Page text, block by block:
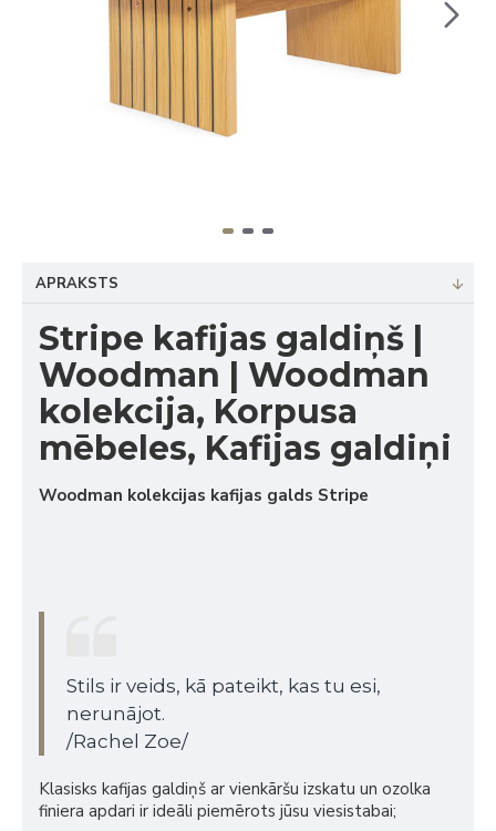
APRAKSTS
Stripe kafijas galdiņš |
Woodman | Woodman
kolekcija, Korpusa
mēbeles, Kafijas galdiņi
Woodman kolekcijas kafijas galds Stripe
Stils ir veids, kā pateikt, kas tu esi,
nerunājot.
/Rachel Zoe/
Klasisks kafijas galdiņš ar vienkāršu izskatu un ozolka
finiera apdari ir ideāli piemērots jūsu viesistabai;